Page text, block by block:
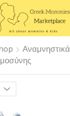
Αναμνηστικά